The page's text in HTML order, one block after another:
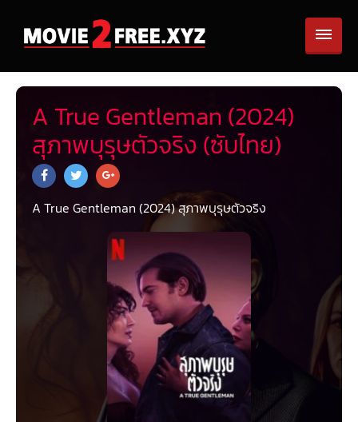
A True Gentleman (2024)
สุภาพบุรุษตัวจริง (ซับไทย)
A True Gentleman (2024) สุภาพบุรุษตัวจริง